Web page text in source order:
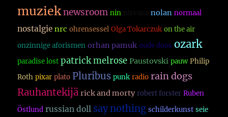
muzieknewsroom nin nolan normaal
nostalgie nrc ohrensessel Olga Tokarczuk on the air
onzinnige aforismen orhan pamuk oude doos ozark
paradise lost patrick melrose Paustovski pauw Philip
Roth pixar plato Pluribus punk radio rain dogs
Rauhantekijä rick and morty robert forster Ruben
Östlund russian doll say nothing schilderkunst seie